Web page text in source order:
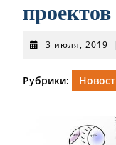
проектов
3 июля, 2019 |
Рубрики: